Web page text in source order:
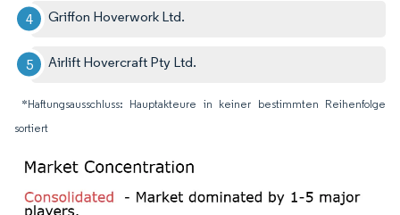
Griffon Hoverwork Ltd.
Airlift Hovercraft Pty Ltd.
*Haftungsausschluss: Hauptakteure in keiner bestimmten Reihenfolge
sortiert